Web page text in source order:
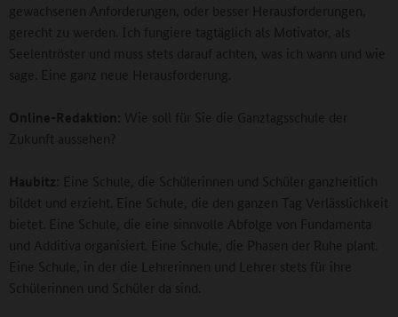
gewachsenen Anforderungen, oder besser Herausforderungen,
gerecht zu werden. Ich fungiere tagtäglich als Motivator, als
Seelentröster und muss stets darauf achten, was ich wann und wie
sage. Eine ganz neue Herausforderung.
Online-Redaktion: Wie soll für Sie die Ganztagsschule der
Zukunft aussehen?
Haubitz: Eine Schule, die Schülerinnen und Schüler ganzheitlich
bildet und erzieht. Eine Schule, die den ganzen Tag Verlässlichkeit
bietet. Eine Schule, die eine sinnvolle Abfolge von Fundamenta
und Additiva organisiert. Eine Schule, die Phasen der Ruhe plant.
Eine Schule, in der die Lehrerinnen und Lehrer stets für ihre
Schülerinnen und Schüler da sind.